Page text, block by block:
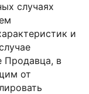
случаях
и
Продавца, в
от